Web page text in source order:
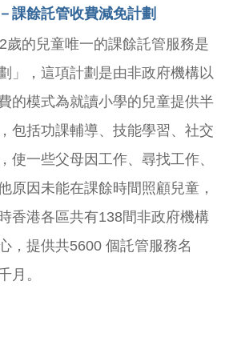
課餘託管收費減免計劃
歲的兒童唯一的課餘託管服務是
」，這項計劃是由非政府機構以
的模式為就讀小學的兒童提供半
包括功課輔導、技能學習、社交
使一些父母因工作、尋找工作、
原因未能在課餘時間照顧兒童，
香港各區共有138間非政府機構
，提供共5600 個託管服務名
月。